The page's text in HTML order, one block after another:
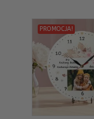
PROMOCJA!